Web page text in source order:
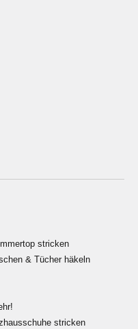
stricken
& Tücher häkeln
stricken